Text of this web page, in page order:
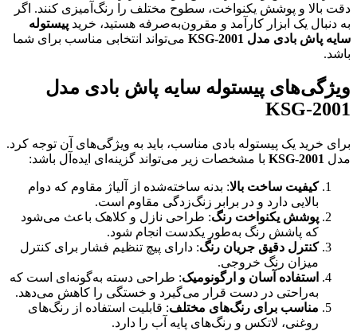
دقت بالا و پوشش یکنواخت، سطوح مختلف را رنگ‌آمیزی کنند. اگر
به دنبال یک ابزار کارآمد و مقرون‌به‌صرفه هستید، خرید پیستوله
سایه پاش بادی مدل KSG-2001
می‌تواند انتخابی مناسب برای شما
باشد.
ویژگی‌های پیستوله سایه پاش بادی مدل
KSG-2001
برای خرید یک پیستوله بادی مناسب، باید به ویژگی‌های آن توجه کرد.
مدل KSG-2001 با مشخصات زیر می‌تواند گزینه‌ای ایده‌آل باشد:
کیفیت ساخت بالا: بدنه ساخته‌شده از آلیاژ مقاوم که دوام
بالایی دارد و در برابر زنگ‌زدگی مقاوم است.
پوشش یکنواخت رنگ: طراحی نازل و کلاهک باعث می‌شود
که پاشش رنگ به‌طور یکدست انجام شود.
کنترل دقیق جریان رنگ: دارای پیچ تنظیم فشار برای کنترل
میزان رنگ خروجی.
استفاده آسان و ارگونومیک: طراحی دسته به‌گونه‌ای است که
به‌راحتی در دست قرار می‌گیرد و خستگی را کاهش می‌دهد.
مناسب برای رنگ‌های مختلف: قابلیت استفاده از رنگ‌های
روغنی، لاتکس و رنگ‌های پایه آب را دارد.